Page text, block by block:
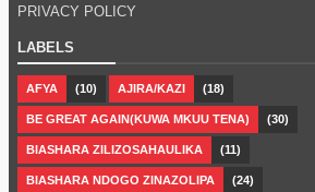
PRIVACY POLICY
LABELS
AFYA (10) AJIRA/KAZI (18)
BE GREAT AGAIN(KUWA MKUU TENA) (30)
BIASHARA ZILIZOSAHAULIKA (11)
BIASHARA NDOGO ZINAZOLIPA (24)